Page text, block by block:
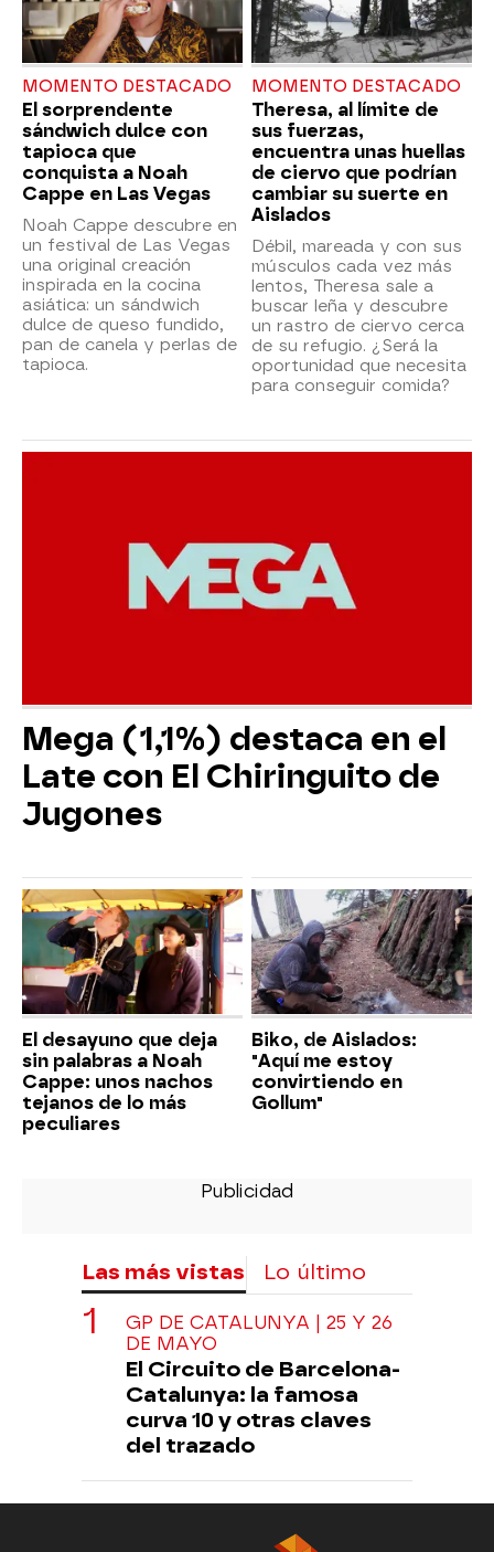
MOMENTO DESTACADO
El sorprendente
sándwich dulce con
tapioca que
conquista a Noah
Cappe en Las Vegas
Noah Cappe descubre en
un festival de Las Vegas
una original creación
inspirada en la cocina
asiática: un sándwich
dulce de queso fundido,
pan de canela y perlas de
tapioca.
MOMENTO DESTACADO
Theresa, al límite de
sus fuerzas,
encuentra unas huellas
de ciervo que podrían
cambiar su suerte en
Aislados
Débil, mareada y con sus
músculos cada vez más
lentos, Theresa sale a
buscar leña y descubre
un rastro de ciervo cerca
de su refugio. ¿Será la
oportunidad que necesita
para conseguir comida?
Mega (1,1%) destaca en el
Late con El Chiringuito de
Jugones
El desayuno que deja
sin palabras a Noah
Cappe: unos nachos
tejanos de lo más
peculiares
Biko, de Aislados:
"Aquí me estoy
convirtiendo en
Gollum"
Las más vistas Lo último
GP DE CATALUNYA | 25 Y 26
DE MAYO
El Circuito de Barcelona-
Catalunya: la famosa
curva 10 y otras claves
del trazado